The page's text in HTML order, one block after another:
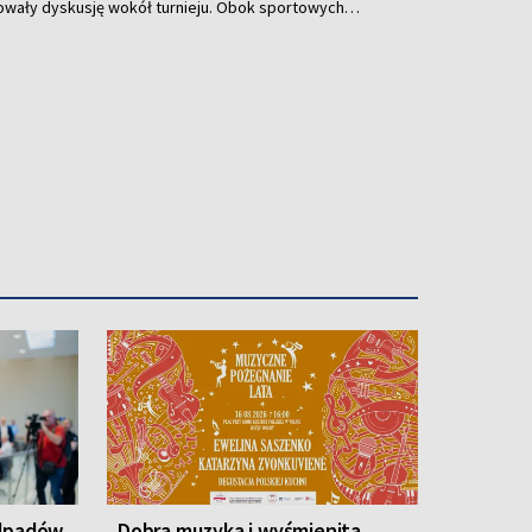
dyskusję wokół turnieju. Obok sportowych